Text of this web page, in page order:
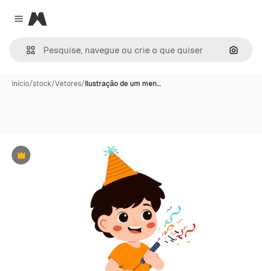
Close menu
Magnific
Início/stock/Vetores/Ilustração de um men…
Premium